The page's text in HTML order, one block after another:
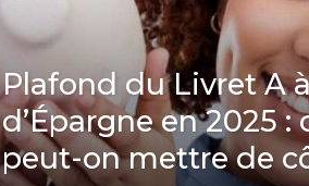
Plafond du Livret A
d’Épargne en 2025
peut-on mettre de